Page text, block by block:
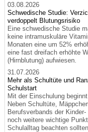
03.08.2026
Schwedische Studie:
verdoppelt Blutungsrisiko
Eine schwedische Studie
keine intramuskuläre
Monaten eine um 52%
eine fast dreifach erhöhte
(Hirnblutung) aufwiesen.
31.07.2026
Mehr als Schultüte und
Schulstart
Mit der Einschulung
Neben Schultüte,
Berufsverbands der
noch weitere wichtige
Schulalltag beachten sollten.